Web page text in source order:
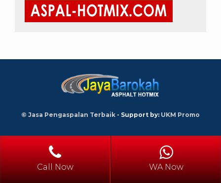
© Jasa Pengaspalan Terbaik - Support by: UKM Promo
Call Now WA Now